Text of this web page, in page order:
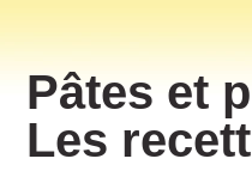
Pâtes et
Les